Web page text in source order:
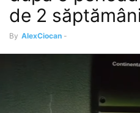
de 2
By AlexCiocan -